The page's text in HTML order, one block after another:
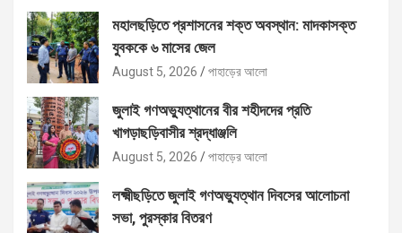
মহালছড়িতে প্রশাসনের শক্ত অবস্থান: মাদকাসক্ত
যুবককে ৬ মাসের জেল
August 5, 2026 পাহাড়ের আলো
জুলাই গণঅভ্যুত্থানের বীর শহীদদের প্রতি
খাগড়াছড়িবাসীর শ্রদ্ধাঞ্জলি
August 5, 2026 পাহাড়ের আলো
লক্ষ্মীছড়িতে জুলাই গণঅভ্যুত্থান দিবসের আলোচনা
সভা, পুরস্কার বিতরণ